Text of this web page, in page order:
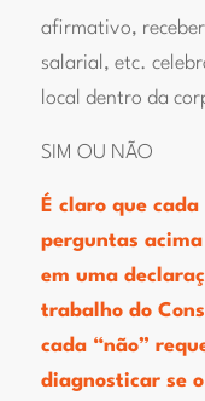
afirmativo,
salarial, etc.
local dentro da
SIM OU NÃO
É claro que
perguntas
em uma
trabalho do
cada “não”
diagnosticar se